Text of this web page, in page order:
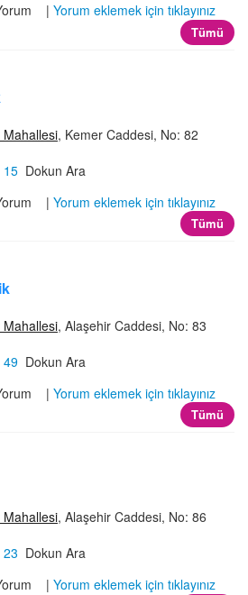
| Yorum eklemek için tıklayınız
Tümü
, Kemer Caddesi, No: 82
15 Dokun Ara
| Yorum eklemek için tıklayınız
Tümü
, Alaşehir Caddesi, No: 83
49 Dokun Ara
| Yorum eklemek için tıklayınız
Tümü
, Alaşehir Caddesi, No: 86
Dokun Ara
| Yorum eklemek için tıklayınız